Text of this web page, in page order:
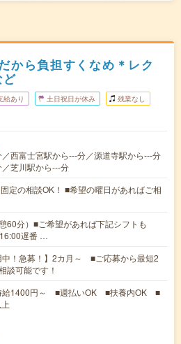
から負担すくなめ＊レク
ど
給あり 土日祝日が休み 残業なし
西富士宮駅から---分／源道寺駅から---分
芝川駅から---分
定の相談OK！ ■希望の曜日があればご相
60分）■ご希望があれば下記シフトも
遅番 …
中！急募！】2カ月～ ■ご応募から最短2
談可能です！
給1400円～ ■週払いOK ■扶養内OK ■